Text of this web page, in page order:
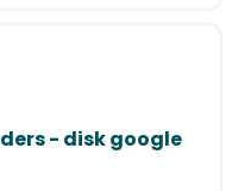
- disk google